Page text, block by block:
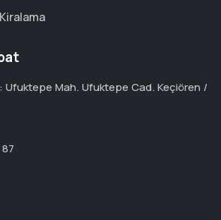
Ufuktepe Mah. Ufuktepe Cad. Keçiören /